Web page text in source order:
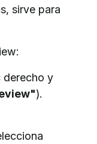
sirve para
derecho y
).